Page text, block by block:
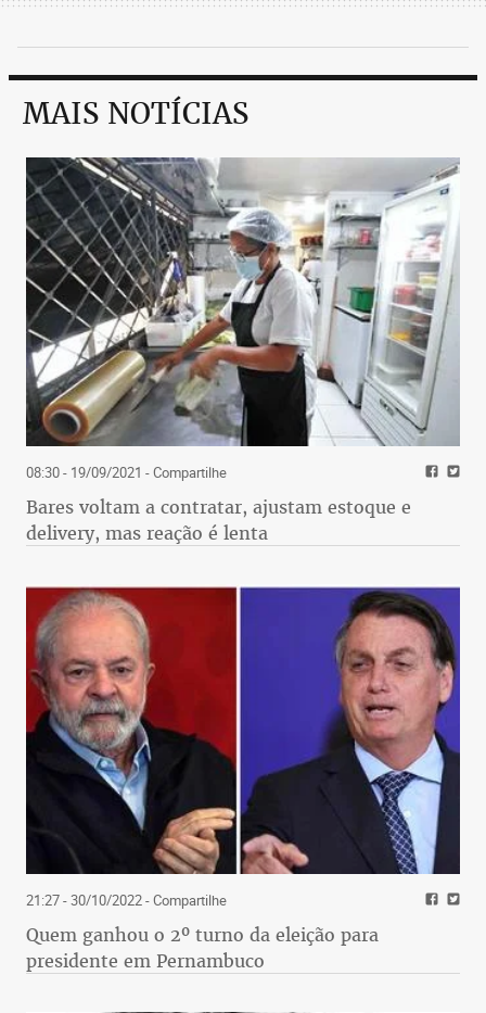
MAIS NOTÍCIAS
08:30 - 19/09/2021 - Compartilhe
Bares voltam a contratar, ajustam estoque e
delivery, mas reação é lenta
21:27 - 30/10/2022- Compartilhe
Quem ganhou o 2º turno da eleição para
presidente em Pernambuco